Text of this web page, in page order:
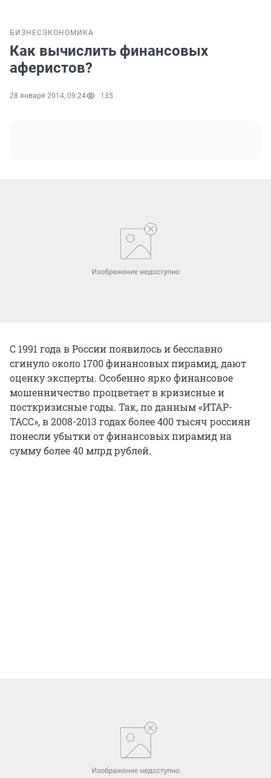
БИЗНЕС ЭКОНОМИКА
Как вычислить финансовых
аферистов?
28 января 2014, 09:24 135
С 1991 года в России появилось и бесславно
сгинуло около 1700 финансовых пирамид, дают
оценку эксперты. Особенно ярко финансовое
мошенничество процветает в кризисные и
посткризисные годы. Так, по данным «ИТАР-
ТАСС», в 2008-2013 годах более 400 тысяч россиян
понесли убытки от финансовых пирамид на
сумму более 40 млрд рублей.